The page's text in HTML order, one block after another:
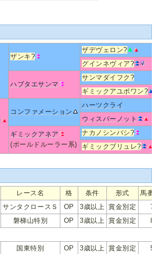
ザンキ?
ザデヴェロン?
グインネヴィア?
ハブタエサンマ
サンマダイフク ?
ギミックアユボワン?
コンファメーション
ハーツクライ
ウィスパーノット
ギミックアネア
(ボールドルーラー系)
ナカノシンバシ?
ギミックブリュレ?
レース名 格 条件 形式
馬番
サンタクロースＳ OP 3歳以上 賞金別定
7
磐梯山特別 OP 3歳以上 賞金別定 8
国東特別 OP 3歳以上 賞金別定
5